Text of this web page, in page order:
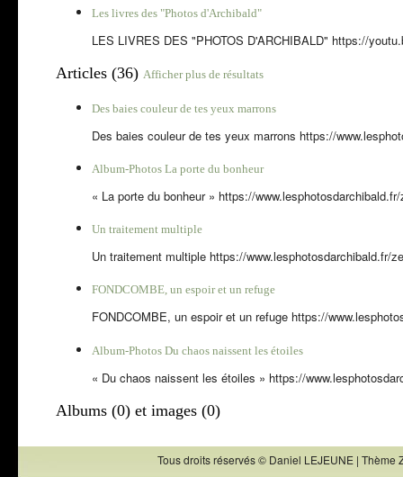
Les livres des "Photos d'Archibald"
LES LIVRES DES "PHOTOS D'ARCHIBALD" https://
Articles (36) Afficher plus de résultats
Des baies couleur de tes yeux marrons
Des baies couleur de tes yeux marrons https://
Album-Photos La porte du bonheur
« La porte du bonheur » https://
Un traitement multiple
Un traitement multiple https://www.lesphotosdarchibald.fr/
FONDCOMBE, un espoir et un refuge
FONDCOMBE, un espoir et un refuge https://
Album-Photos Du chaos naissent les étoiles
« Du chaos naissent les étoiles » https://
Albums (0) et images (0)
Tous droits réservés © Daniel LEJEUNE |